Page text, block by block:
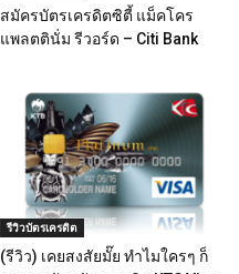
สมัครบัตรเครดิตซิตี้ แม็คโคร
แพลตตินั่ม รีวอร์ด – Citi Bank
รีวิวบัตรเครดิต
(รีวิว) เคยสงสัยมั๊ย ทำไมใครๆ ก็